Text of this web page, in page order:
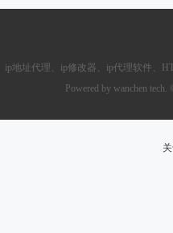
、ip地址代理、ip修改器、 ip代理软件
Powered by wanchen